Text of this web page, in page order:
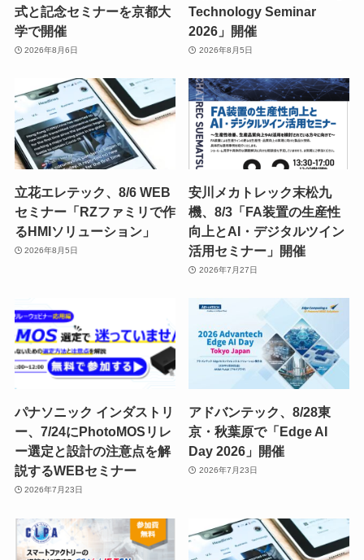
式と記念セミナーを京都大
学で開催
2026年8月6日
Technology Seminar
2026」開催
2026年8月5日
立花エレテック、8/6 WEB
セミナー「RZファミリで作
るHMIソリューション」
2026年8月5日
安川メカトレック末松九
機、8/3「FA装置の生産性
向上とAI・デジタルツイン
活用セミナー」開催
2026年7月27日
パナソニック インダストリ
ー、7/24にPhotoMOSリレ
ー選定と設計の注意点を解
説するWEBセミナー
2026年7月23日
アドバンテック、8/28東
京・秋葉原で「Edge AI
Day 2026」開催
2026年7月23日